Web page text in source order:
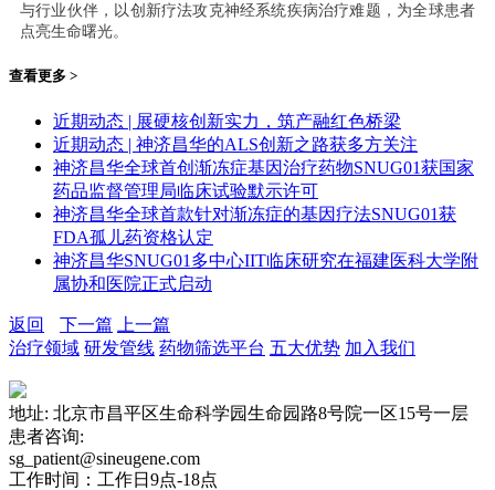
与行业伙伴，以创新疗法攻克神经系统疾病治疗难题，为全球患者
点亮生命曙光。
查看更多 >
近期动态 | 展硬核创新实力，筑产融红色桥梁
近期动态 | 神济昌华的ALS创新之路获多方关注
神济昌华全球首创渐冻症基因治疗药物SNUG01获国家
药品监督管理局临床试验默示许可
神济昌华全球首款针对渐冻症的基因疗法SNUG01获
FDA孤儿药资格认定
神济昌华SNUG01多中心IIT临床研究在福建医科大学附
属协和医院正式启动
返回 下一篇
上一篇
治疗领域 研发管线 药物筛选平台 五大优势 加入我们
地址: 北京市昌平区生命科学园生命园路8号院一区15号一层
患者咨询:
sg_patient@sineugene.com
工作时间：工作日9点-18点